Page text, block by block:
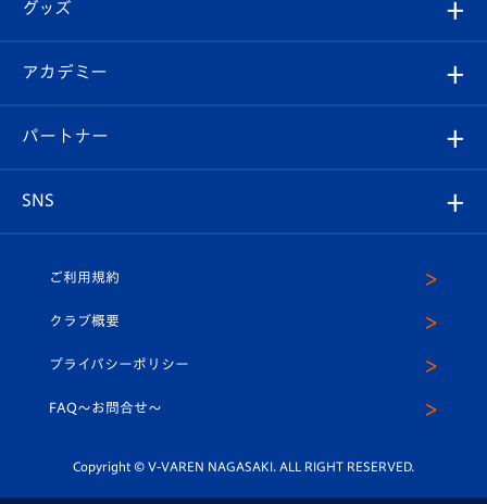
チケット
イベント
メディア
ホームタウン
スタッフプロフィール
マスコット紹介
平和祈念活動
ホームタウン活動
Revive Team
ヴィヴィくんの長崎おもてなしガイド
フォトギャラリー
スタジアムグルメ
V-LOVERS（ファンクラブ）
プレイヤーズスイート
グッズ
オンラインショップ
店舗情報
アカデミー
育成からのお知らせ
U-18
スクール
パートナー
SNS
ヴィヴィくんインスタグラム
公式LINE＠
ご利用規約
クラブ概要
プライバシーポリシー
FAQ〜お問合せ〜
Copyright © V-VAREN NAGASAKI. ALL RIGHT RESERVED.